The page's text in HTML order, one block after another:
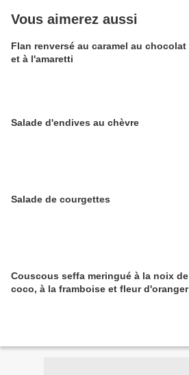
Vous aimerez aussi
Flan renversé au caramel au chocolat
et à l'amaretti
Salade d'endives au chèvre
Salade de courgettes
Couscous seffa meringué à la noix de
coco, à la framboise et fleur d'oranger